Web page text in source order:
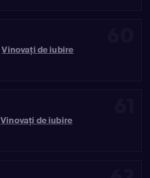
Vinovaţi de iubire
Vinovaţi de iubire